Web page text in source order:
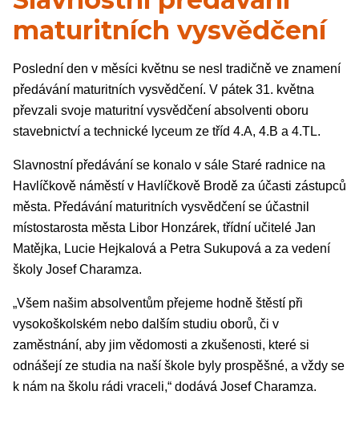
maturitních vysvědčení
Poslední den v měsíci květnu se nesl tradičně ve znamení
předávání maturitních vysvědčení. V pátek 31. května
převzali svoje maturitní vysvědčení absolventi oboru
stavebnictví a technické lyceum ze tříd 4.A, 4.B a 4.TL.
Slavnostní předávání se konalo v sále Staré radnice na
Havlíčkově náměstí v Havlíčkově Brodě za účasti zástupců
města. Předávání maturitních vysvědčení se účastnil
místostarosta města Libor Honzárek, třídní učitelé Jan
Matějka, Lucie Hejkalová a Petra Sukupová a za vedení
školy Josef Charamza.
„Všem našim absolventům přejeme hodně štěstí při
vysokoškolském nebo dalším studiu oborů, či v
zaměstnání, aby jim vědomosti a zkušenosti, které si
odnášejí ze studia na naší škole byly prospěšné, a vždy se
k nám na školu rádi vraceli,“ dodává Josef Charamza.